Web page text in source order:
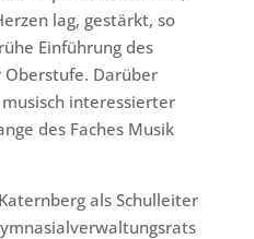
lag, gestärkt, so
Einführung des
Oberstufe. Darüber
interessierter
des Faches Musik
als Schulleiter